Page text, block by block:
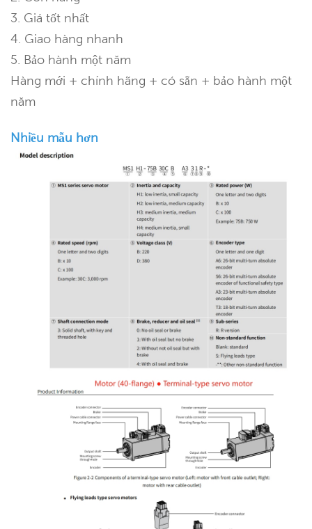
3. Giá tốt nhất
4. Giao hàng nhanh
5. Bảo hành một năm
Hàng mới + chính hãng + có sẵn + bảo hành một
năm
Nhiều mẫu hơn